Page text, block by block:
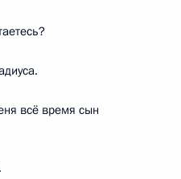
всё время сын